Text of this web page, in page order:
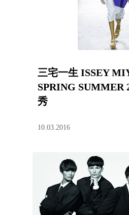
三宅一生 ISSEY
SPRING SUMMER
秀
10.03.2016